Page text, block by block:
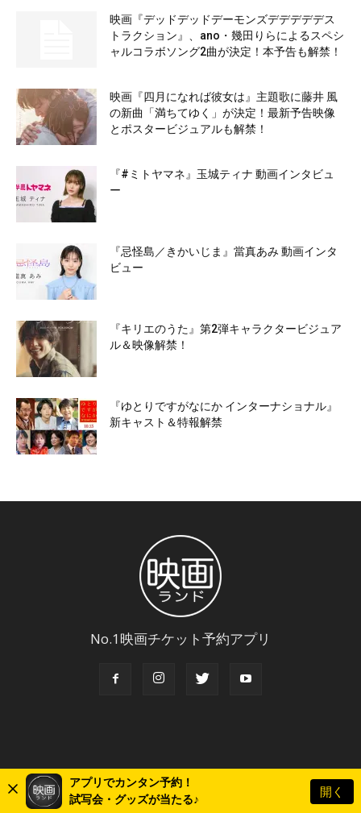
アプリでカンタン予約！
試写会・グッズが当たる♪
開く
映画『デッドデッドデーモンズデデデデデス
トラクション』、ano・幾田りらによるスペシ
ャルコラボソング2曲が決定！本予告も解禁！
映画『四月になれば彼女は』主題歌に藤井 風
の新曲「満ちてゆく」が決定！最新予告映像
とポスタービジュアルも解禁！
『#ミトヤマネ』玉城ティナ 動画インタビュ
ー
『忌怪島／きかいじま』當真あみ 動画インタ
ビュー
『キリエのうた』第2弾キャラクタービジュア
ル＆映像解禁！
『ゆとりですがなにか インターナショナル』
新キャスト＆特報解禁
No.1映画チケット予約アプリ
© Copyright 2018 Eigaland, inc. All Rights Reserved.